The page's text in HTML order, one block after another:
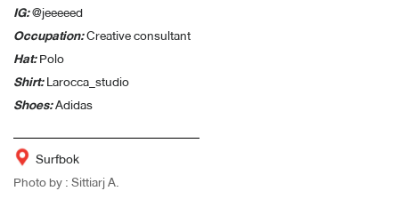
IG:@jeeeeed
Occupation:Creative consultant
Hat:Polo
Shirt:Larocca_studio
Shoes:Adidas
Surfbok
Photo by : Sittiarj A.